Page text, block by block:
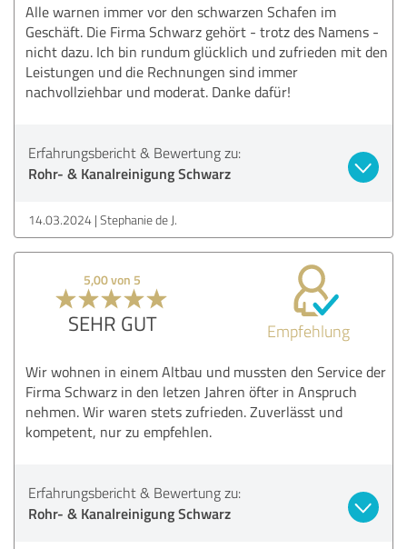
Alle warnen immer vor den schwarzen Schafen im
Geschäft. Die Firma Schwarz gehört - trotz des Namens -
nicht dazu. Ich bin rundum glücklich und zufrieden mit den
Leistungen und die Rechnungen sind immer
nachvollziehbar und moderat. Danke dafür!
Erfahrungsbericht & Bewertung zu:
Rohr- & Kanalreinigung Schwarz
14.03.2024 Stephanie de J.
5,00 von 5
SEHR GUT Empfehlung
Wir wohnen in einem Altbau und mussten den Service der
Firma Schwarz in den letzen Jahren öfter in Anspruch
nehmen. Wir waren stets zufrieden. Zuverlässt und
kompetent, nur zu empfehlen.
Erfahrungsbericht & Bewertung zu:
Rohr- & Kanalreinigung Schwarz